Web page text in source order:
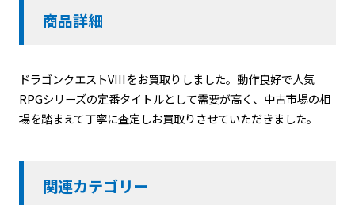
商品詳細
ドラゴンクエストVIIIをお買取りしました。動作良好で人気
RPGシリーズの定番タイトルとして需要が高く、中古市場の相
場を踏まえて丁寧に査定しお買取りさせていただきました。
関連カテゴリー